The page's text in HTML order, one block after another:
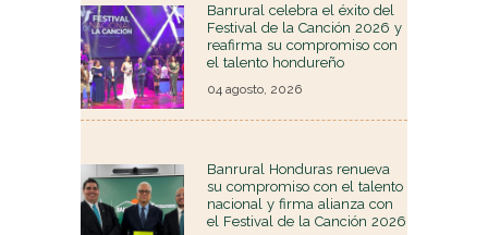
Banrural celebra el éxito del
Festival de la Canción 2026 y
reafirma su compromiso con
el talento hondureño
04 agosto, 2026
Banrural Honduras renueva
su compromiso con el talento
nacional y firma alianza con
el Festival de la Canción 2026